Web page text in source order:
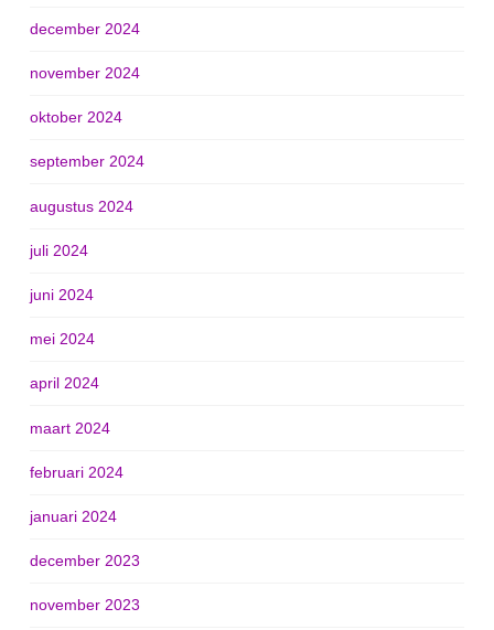
december 2024
november 2024
oktober 2024
september 2024
augustus 2024
juli 2024
juni 2024
mei 2024
april 2024
maart 2024
februari 2024
januari 2024
december 2023
november 2023